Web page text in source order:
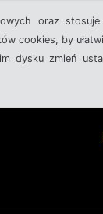
oraz stosuje
cookies, by
dysku zmień